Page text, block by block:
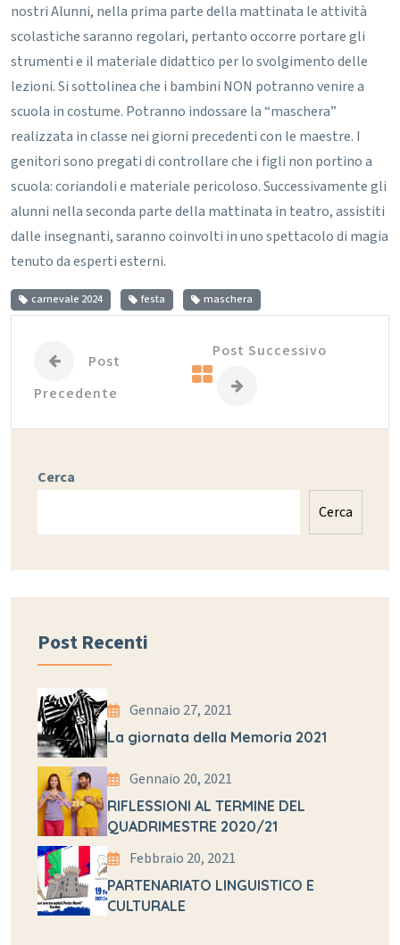
nostri Alunni, nella prima parte della mattinata le attività
scolastiche saranno regolari, pertanto occorre portare gli
strumenti e il materiale didattico per lo svolgimento delle
lezioni.Si sottolinea che i bambini NON potranno venire a
scuola in costume. Potranno indossare la “maschera”
realizzata in classe nei giorni precedenti con le maestre. I
genitori sono pregati di controllare che i figli non portino a
scuola: coriandoli e materiale pericoloso.Successivamente gli
alunni nella seconda parte della mattinata in teatro, assistiti
dalle insegnanti, saranno coinvolti in uno spettacolo di magia
tenuto da esperti esterni.
carnevale 2024 festa maschera
Post
Precedente
Post Successivo
Cerca
Cerca
Post Recenti
Gennaio 27, 2021
La giornata della Memoria 2021
Gennaio 20, 2021
RIFLESSIONI AL TERMINE DEL
QUADRIMESTRE 2020/21
Febbraio 20, 2021
PARTENARIATO LINGUISTICO E
CULTURALE